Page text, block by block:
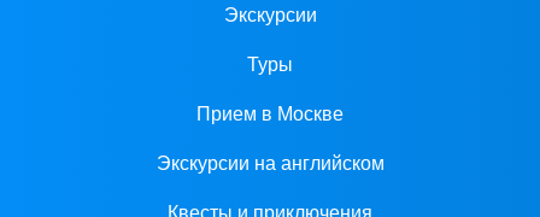
Экскурсии
Туры
Прием в Москве
Экскурсии на английском